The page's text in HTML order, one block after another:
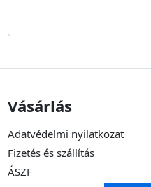
Vásárlás
Adatvédelmi nyilatkozat
Fizetés és szállítás
ÁSZF